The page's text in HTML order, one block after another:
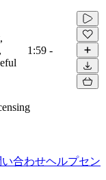
1:59 -
い合わせヘルプセン